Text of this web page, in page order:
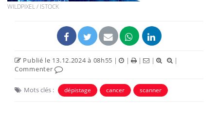
WILDPIXEL / ISTOCK
Publié le 13.12.2024 à 08h55 | | | |
|
Commenter
Mots clés : dépistage cancer scanner